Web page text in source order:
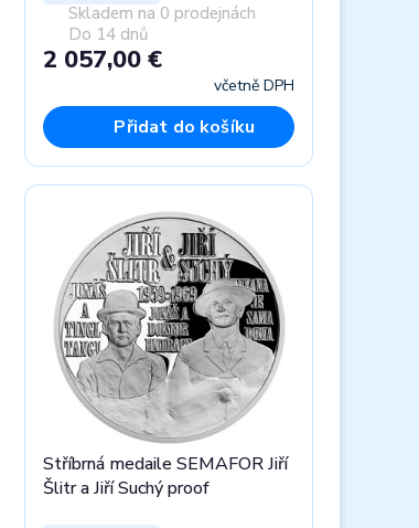
Skladem na 0 prodejnách
Do 14 dnů
2 057,00 €
včetně DPH
Přidat do košíku
Stříbrná medaile SEMAFOR Jiří
Šlitr a Jiří Suchý proof